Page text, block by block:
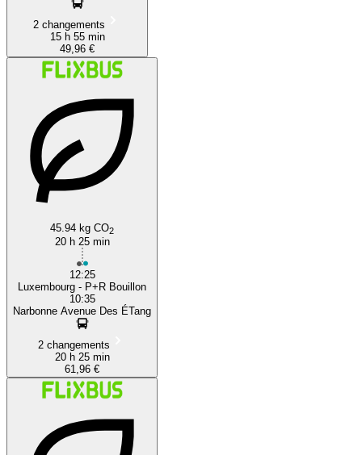
2 changements
15 h 55 min
49,96 €
45.94 kg CO2
20 h 25 min
12:25
Luxembourg - P+R Bouillon
10:35
Narbonne Avenue Des ÉTang
2 changements
20 h 25 min
61,96 €